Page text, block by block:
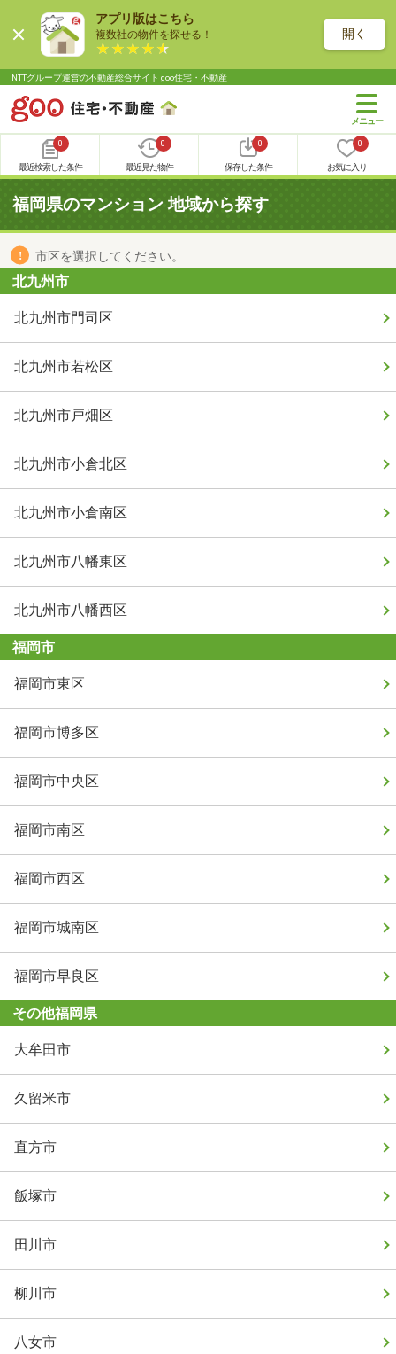
アプリ版はこちら
複数社の物件を探せる！ 開く
NTTグループ運営の不動産総合サイト goo住宅・不動産
0
最近検索した条件
0
最近見た物件
0
保存した条件
0
お気に入り
福岡県のマンション 地域から探す
市区を選択してください。
北九州市
北九州市門司区
北九州市若松区
北九州市戸畑区
北九州市小倉北区
北九州市小倉南区
北九州市八幡東区
北九州市八幡西区
福岡市
福岡市東区
福岡市博多区
福岡市中央区
福岡市南区
福岡市西区
福岡市城南区
福岡市早良区
その他福岡県
大牟田市
久留米市
直方市
飯塚市
田川市
柳川市
八女市